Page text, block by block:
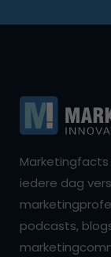
iedere dag
podcasts,